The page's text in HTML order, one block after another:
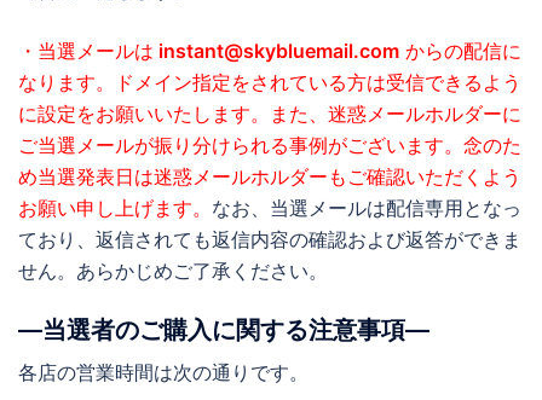
・当選メールは instant@skybluemail.com からの配信に
なります。ドメイン指定をされている方は受信できるよう
に設定をお願いいたします。また、迷惑メールホルダーに
ご当選メールが振り分けられる事例がございます。念のた
め当選発表日は迷惑メールホルダーもご確認いただくよう
お願い申し上げます。 なお、当選メールは配信専用となっ
ており、返信されても返信内容の確認および返答ができま
せん。あらかじめご了承ください。
―当選者のご購入に関する注意事項―
各店の営業時間は次の通りです。